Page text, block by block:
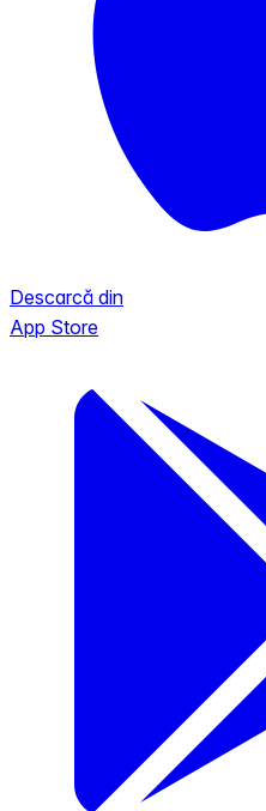
Descarcă din
App Store